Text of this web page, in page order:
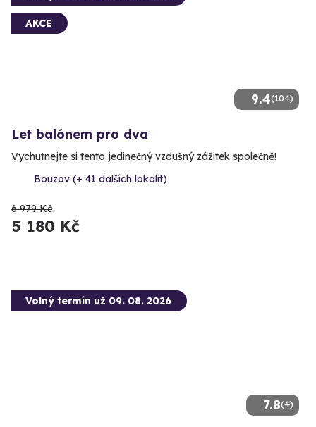
9.4(104)
AKCE
Let balónem pro dva
Vychutnejte si tento jedinečný vzdušný zážitek společně!
Bouzov (+ 41 dalších lokalit)
6 979 Kč
5 180 Kč
7.8(4)
Volný termín už 09. 08. 2026